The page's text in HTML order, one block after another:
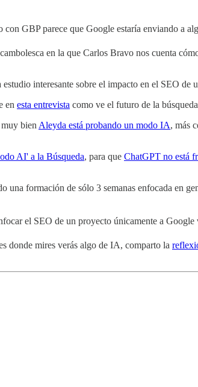
con GBP parece que Google estaría enviando a
en la que Carlos Bravo nos cuenta
estudio interesante sobre el impacto en el SEO de
en esta entrevista como ve el futuro de la
bien Aleyda está probando un modo IA, más
AI' a la Búsqueda, para que ChatGPT no está
una formación de sólo 3 semanas enfocada en
el SEO de un proyecto únicamente a
donde mires verás algo de IA, comparto la